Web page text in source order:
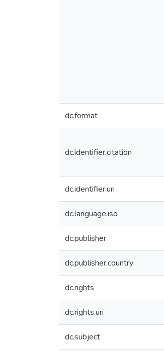
dc.format
dc.identifier.citation
dc.identifier.uri
dc.language.iso
dc.publisher
dc.publisher.country
dc.rights
dc.rights.uri
dc.subject